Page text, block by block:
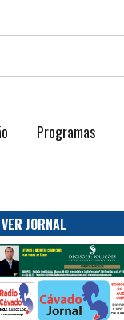
Programas
VER JORNAL